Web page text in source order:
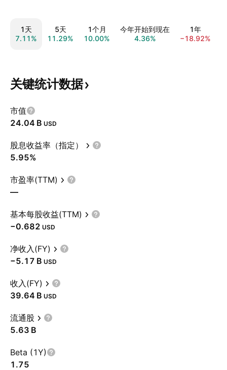
1天
7.11%
5天
11.29%
1个月
10.00%
今年开始到现在
4.36%
1年
−18.92%
关键统计数据
市值
‪24.04 B‬ USD
股息收益率（指定）
5.95%
市盈率(TTM)
—
基本每股收益(TTM)
−0.682 USD
净收入(FY)
‪−5.17 B‬ USD
收入(FY)
‪39.64 B‬ USD
流通股
‪5.63 B‬
Beta (1Y)
1.75